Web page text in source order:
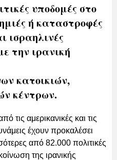
υποδομές στο
ή καταστροφές
ισραηλινές
την ιρανική
κατοικιών,
κέντρων.
τις αμερικανικές και τις
έχουν προκαλέσει
από 82.000 πολιτικές
της ιρανικής